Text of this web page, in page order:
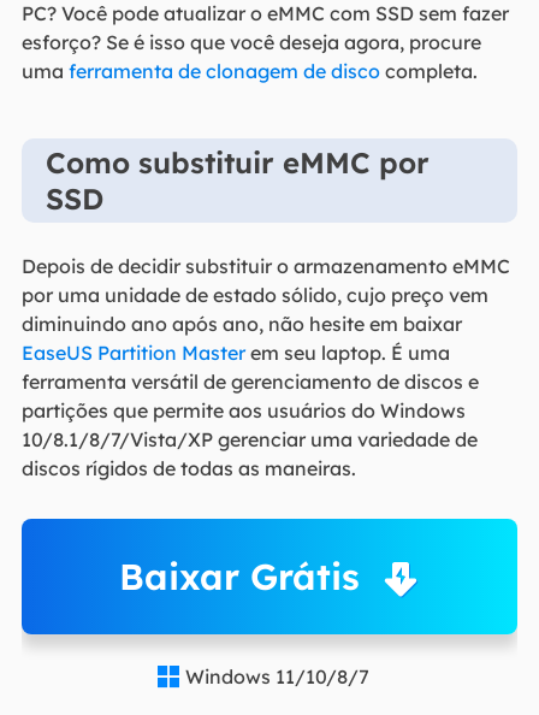
PC? Você pode atualizar o eMMC com SSD sem fazer
esforço? Se é isso que você deseja agora, procure
uma ferramenta de clonagem de discocompleta.
Como substituir eMMC por
SSD
Depois de decidir substituir o armazenamento eMMC
por uma unidade de estado sólido, cujo preço vem
diminuindo ano após ano, não hesite em baixar
EaseUS Partition Masterem seu laptop. É uma
ferramenta versátil de gerenciamento de discos e
partições que permite aos usuários do Windows
10/8.1/8/7/Vista/XP gerenciar uma variedade de
discos rígidos de todas as maneiras.
Baixar Grátis
 Windows 11/10/8/7